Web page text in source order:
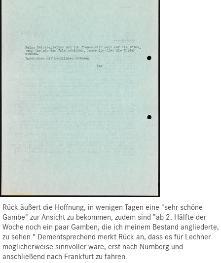
Rück äußert die Hoffnung, in wenigen Tagen eine "sehr schöne
Gambe" zur Ansicht zu bekommen, zudem sind "ab 2. Hälfte der
Woche noch ein paar Gamben, die ich meinem Bestand angliederte,
zu sehen." Dementsprechend merkt Rück an, dass es für Lechner
möglicherweise sinnvoller wäre, erst nach Nürnberg und
anschließend nach Frankfurt zu fahren.